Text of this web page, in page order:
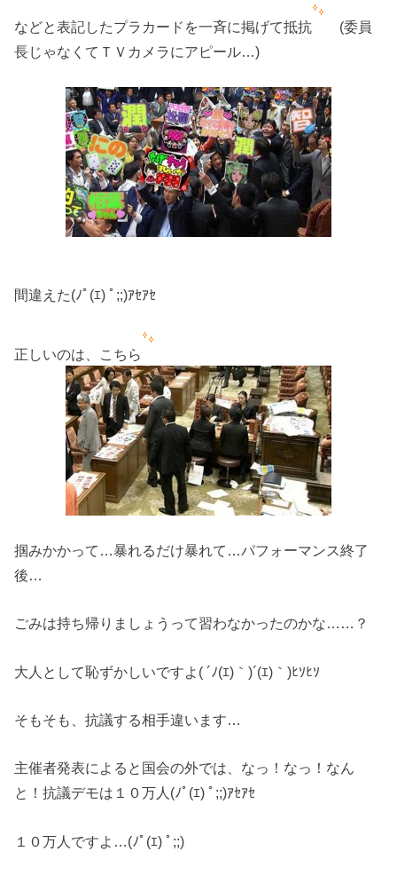
などと表記したプラカードを一斉に掲げて抵抗
(委員
長じゃなくてＴＶカメラにアピール…)
間違えた(ﾉﾟ(ｴ) ﾟ;;)ｱｾｱｾ
正しいのは、こちら
掴みかかって…暴れるだけ暴れて…パフォーマンス終了
後…
ごみは持ち帰りましょうって習わなかったのかな……？
大人として恥ずかしいですよ( ´ﾉ(ｴ)｀)´(ｴ)｀)ﾋｿﾋｿ
そもそも、抗議する相手違います…
主催者発表によると国会の外では、なっ！なっ！なん
と！抗議デモは１０万人(ﾉﾟ(ｴ) ﾟ;;)ｱｾｱｾ
１０万人ですよ…(ﾉﾟ(ｴ) ﾟ;;)